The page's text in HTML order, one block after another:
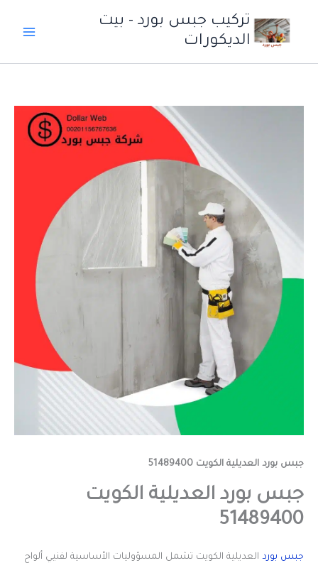
المحتوى
تركيب جبس بورد - بيت
الديكورات
جبس بورد العديلية الكويت 51489400
جبس بورد العديلية الكويت
51489400
جبس بورد العديلية الكويت تشمل المسؤوليات الأساسية لفنيي ألواح